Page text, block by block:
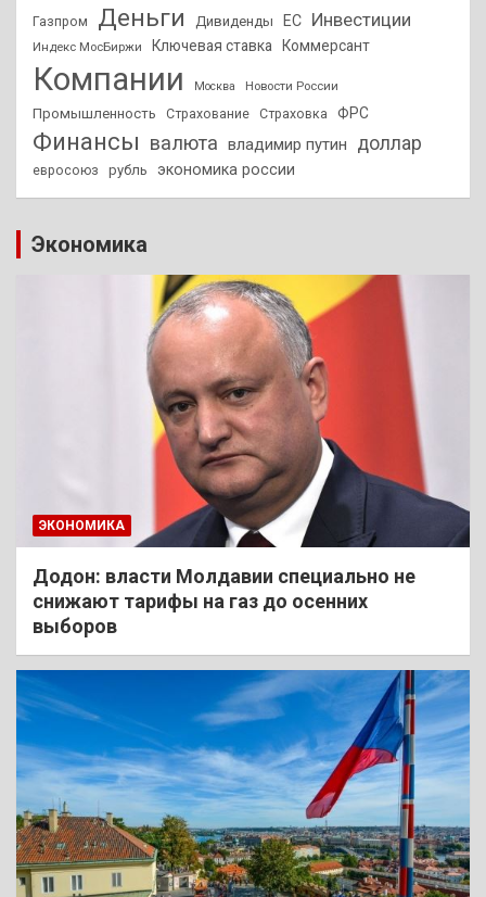
Газпром Деньги Дивиденды ЕС Инвестиции
Индекс МосБиржи Ключевая ставка Коммерсант
Компании Москва Новости России
Промышленность Страхование Страховка ФРС
Финансы валюта владимир путин доллар
евросоюз рубль экономика россии
Экономика
ЭКОНОМИКА
Додон: власти Молдавии специально не
снижают тарифы на газ до осенних
выборов